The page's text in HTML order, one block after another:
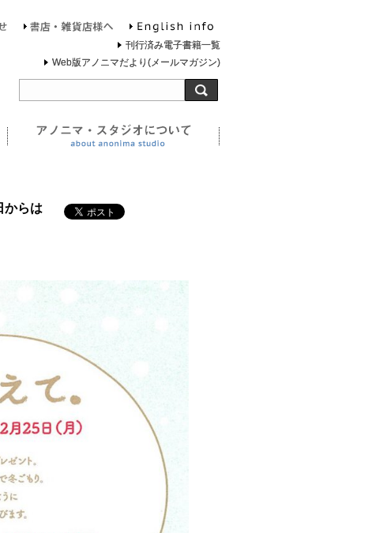
旅する灯台について
お問合せ 書店・雑貨店様へ
刊行済み電子書籍一覧
Web版アノニマだより(メールマガジン)
からは